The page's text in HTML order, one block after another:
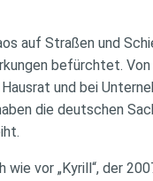
auf Straßen und
befürchtet.
und bei
die deutschen
vor „Kyrill“, der